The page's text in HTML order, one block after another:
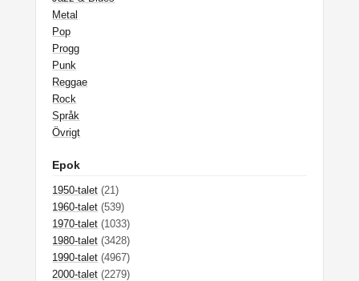
Metal
Pop
Progg
Punk
Reggae
Rock
Språk
Övrigt
Epok
1950-talet (21)
1960-talet (539)
1970-talet (1033)
1980-talet (3428)
1990-talet (4967)
2000-talet (2279)